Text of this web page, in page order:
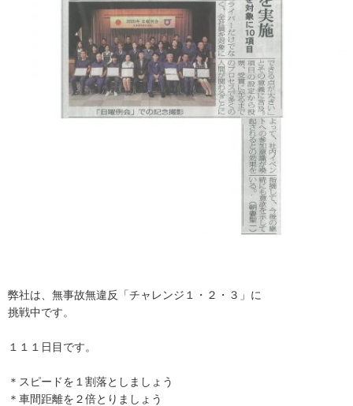
弊社は、無事故無違反「チャレンジ１・２・３」に
挑戦中です。
１１１日目です。
＊スピードを１割落としましょう
＊車間距離を２倍とりましょう